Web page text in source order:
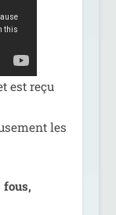
est reçu
les
fous,